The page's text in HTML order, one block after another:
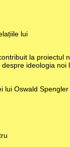
lui
la proiectul
ideologia noi
lui Oswald Spengler